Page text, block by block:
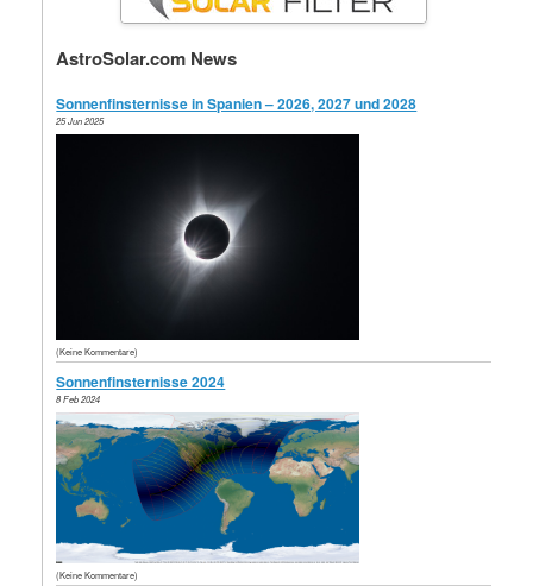
AstroSolar.com News
Sonnenfinsternisse in Spanien – 2026, 2027 und 2028
25 Jun 2025
(Keine Kommentare)
Sonnenfinsternisse 2024
8 Feb 2024
(Keine Kommentare)